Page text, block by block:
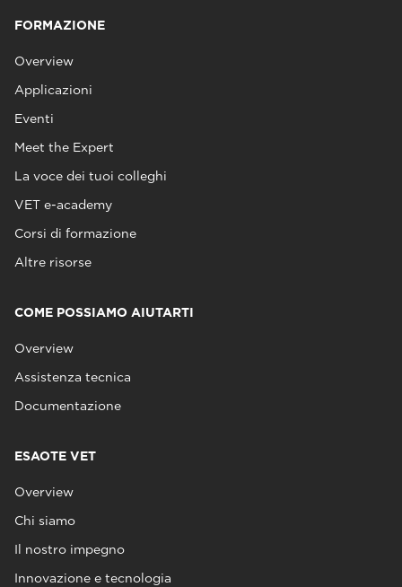
FORMAZIONE
Overview
Applicazioni
Eventi
Meet the Expert
La voce dei tuoi colleghi
VET e-academy
Corsi di formazione
Altre risorse
COME POSSIAMO AIUTARTI
Overview
Assistenza tecnica
Documentazione
ESAOTE VET
Overview
Chi siamo
Il nostro impegno
Innovazione e tecnologia